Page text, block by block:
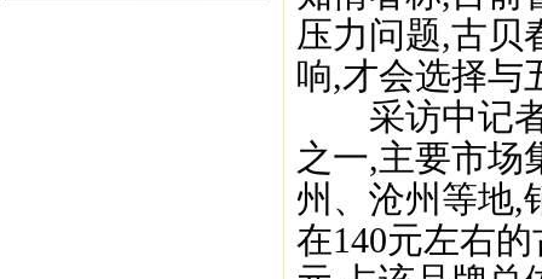
压力问题,古贝
响,才会选择与
采访中记者
之一,主要市场
州、沧州等地,
在140元左右